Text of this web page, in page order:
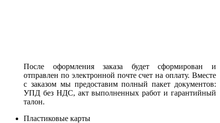
После оформления заказа будет сформирован и
отправлен по электронной почте счет на оплату. Вместе
с заказом мы предоставим полный пакет документов:
УПД без НДС, акт выполненных работ и гарантийный
талон.
Пластиковые карты